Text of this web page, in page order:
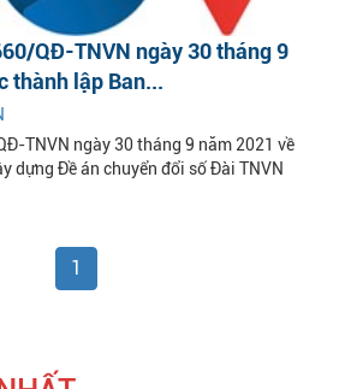
QĐ-TNVN ngày 30 tháng 9
thành lập Ban...
TNVN ngày 30 tháng 9 năm 2021 về
dựng Đề án chuyển đổi số Đài TNVN
1